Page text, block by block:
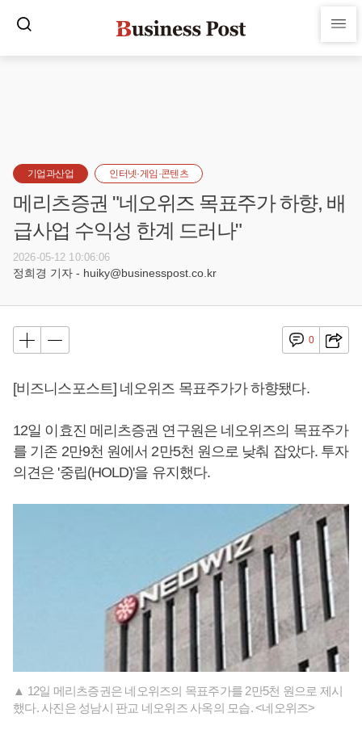
기업과산업 인터넷·게임·콘텐츠
메리츠증권 "네오위즈 목표주가 하향, 배
급사업 수익성 한계 드러나"
2026-05-12 10:06:06
정희경 기자 - huiky@businesspost.co.kr
0
[비즈니스포스트] 네오위즈 목표주가가 하향됐다.
12일 이효진 메리츠증권 연구원은 네오위즈의 목표주가
를 기존 2만9천 원에서 2만5천 원으로 낮춰 잡았다. 투자
의견은 '중립(HOLD)'을 유지했다.
▲ 12일 메리츠증권은 네오위즈의 목표주가를 2만5천 원으로 제시
했다. 사진은 성남시 판교 네오위즈 사옥의 모습. <네오위즈>